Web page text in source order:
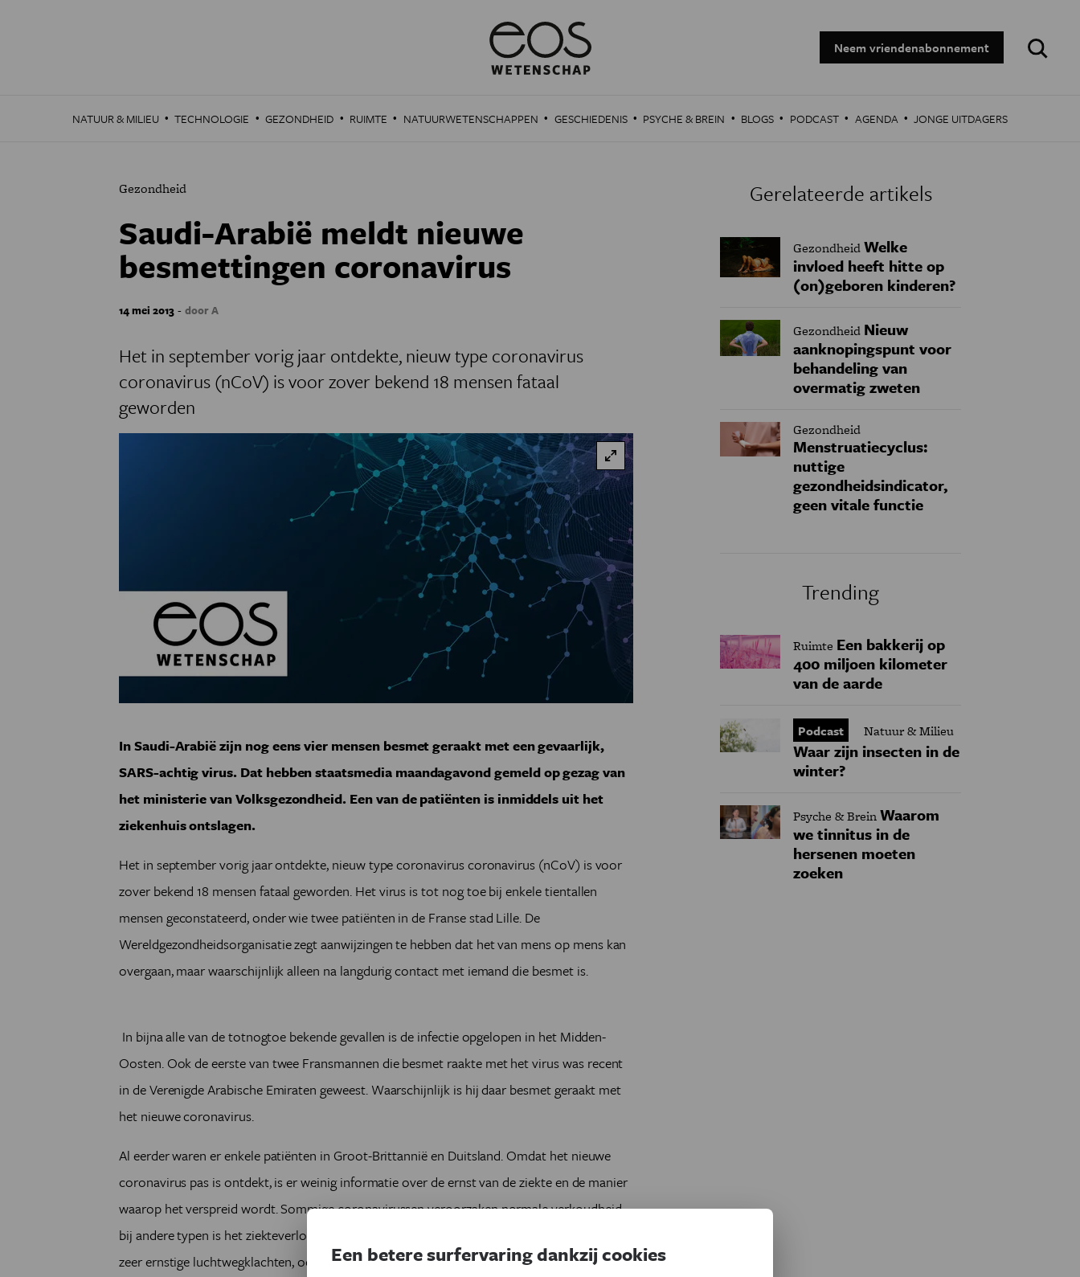
Neem vriendenabonnement
Zoeken:
NATUUR & MILIEU · TECHNOLOGIE · GEZONDHEID · RUIMTE · NATUURWETENSCHAPPEN · GESCHIEDENIS · PSYCHE & BREIN · BLOGS · PODCAST · AGENDA · JONGE UITDAGERS
Gezondheid
Saudi-Arabië meldt nieuwe
besmettingen coronavirus
14 mei 2013 - door A
Het in september vorig jaar ontdekte, nieuw type coronavirus
coronavirus (nCoV) is voor zover bekend 18 mensen fataal
geworden
In Saudi-Arabië zijn nog eens vier mensen besmet geraakt met een gevaarlijk,
SARS-achtig virus. Dat hebben staatsmedia maandagavond gemeld op gezag van
het ministerie van Volksgezondheid. Een van de patiënten is inmiddels uit het
ziekenhuis ontslagen.
Het in september vorig jaar ontdekte, nieuw type coronavirus coronavirus (nCoV) is voor
zover bekend 18 mensen fataal geworden. Het virus is tot nog toe bij enkele tientallen
mensen geconstateerd, onder wie twee patiënten in de Franse stad Lille. De
Wereldgezondheidsorganisatie zegt aanwijzingen te hebben dat het van mens op mens kan
overgaan, maar waarschijnlijk alleen na langdurig contact met iemand die besmet is.
In bijna alle van de totnogtoe bekende gevallen is de infectie opgelopen in het Midden-
Oosten. Ook de eerste van twee Fransmannen die besmet raakte met het virus was recent
in de Verenigde Arabische Emiraten geweest. Waarschijnlijk is hij daar besmet geraakt met
het nieuwe coronavirus.
Al eerder waren er enkele patiënten in Groot-Brittannië en Duitsland. Omdat het nieuwe
coronavirus pas is ontdekt, is er weinig informatie over de ernst van de ziekte en de manier
waarop het verspreid wordt. Sommige coronavirussen veroorzaken normale verkoudheid,
bij andere typen is het ziekteverloop ernstiger. Dit nieuwe coronavirus (nCoV) veroorzaakt
zeer ernstige luchtwegklachten, ook wel Acute Respiratory Distress Syndrome (ARDS)
Gerelateerde artikels
GezondheidWelke
invloed heeft hitte op
(on)geboren kinderen?
Gezondheid Nieuw
aanknopingspunt voor
behandeling van
overmatig zweten
Gezondheid
Menstruatiecyclus:
nuttige
gezondheidsindicator,
geen vitale functie
Trending
Ruimte Een bakkerij op
400 miljoen kilometer
van de aarde
Podcast Natuur & Milieu
Waar zijn insecten in de
winter?
Psyche & BreinWaarom
we tinnitus in de
hersenen moeten
zoeken
Een betere surfervaring dankzij cookies